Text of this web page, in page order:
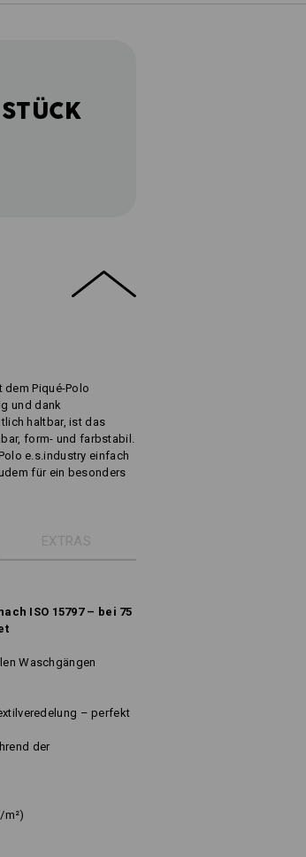
Piqué-Polo
und dank
haltbar, ist das
form- und farbstabil.
e.s.industry einfach
für ein besonders
EXTRAS
ISO 15797 – bei 75
Waschgängen
– perfekt
der
m²)